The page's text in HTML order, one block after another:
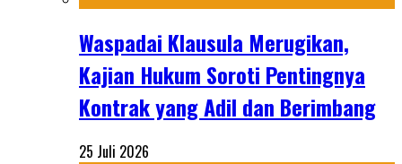
Waspadai Klausula Merugikan,
Kajian Hukum Soroti Pentingnya
Kontrak yang Adil dan Berimbang
25 Juli 2026